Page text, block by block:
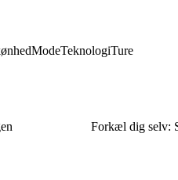
ModeTeknologiTure
Forkæl dig selv: